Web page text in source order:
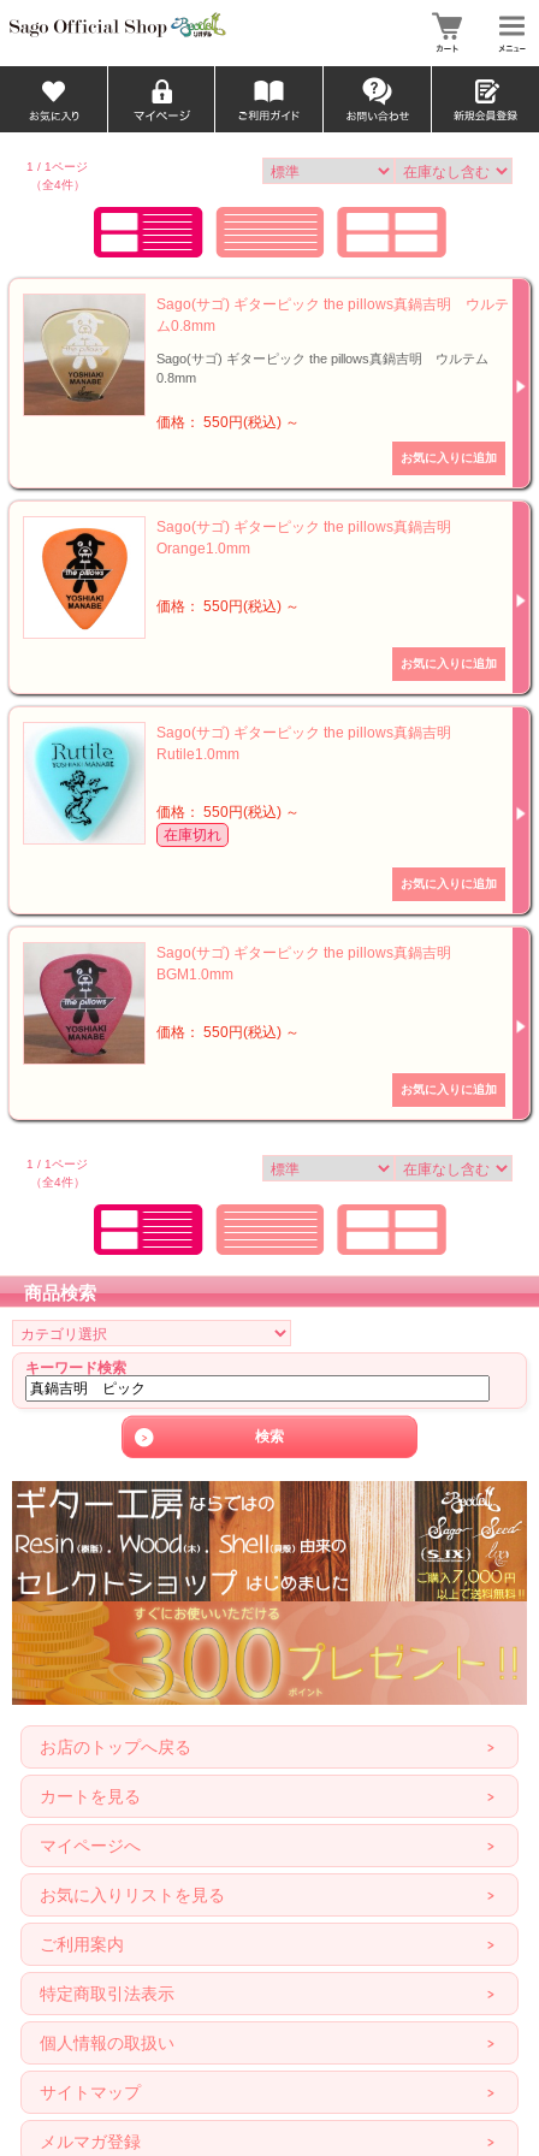
1 / 1ページ
（全4件）
Sago(サゴ) ギターピック the pillows真鍋吉明 ウルテ
ム0.8mm
Sago(サゴ) ギターピック the pillows真鍋吉明 ウルテム
0.8mm
価格： 550円(税込) ～
Sago(サゴ) ギターピック the pillows真鍋吉明
Orange1.0mm
価格： 550円(税込) ～
Sago(サゴ) ギターピック the pillows真鍋吉明
Rutile1.0mm
価格： 550円(税込) ～
在庫切れ
Sago(サゴ) ギターピック the pillows真鍋吉明
BGM1.0mm
価格： 550円(税込) ～
1 / 1ページ
（全4件）
商品検索
キーワード検索
お店のトップへ戻る
カートを見る
マイページへ
お気に入りリストを見る
ご利用案内
特定商取引法表示
個人情報の取扱い
サイトマップ
メルマガ登録